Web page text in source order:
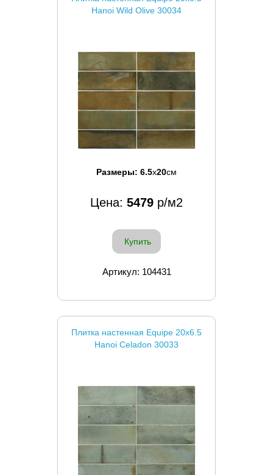
Hanoi Wild Olive 30034
Размеры: 6.5x20см
Цена: 5479 р/м2
Купить
Артикул: 104431
Плитка настенная Equipe 20x6.5
Hanoi Celadon 30033